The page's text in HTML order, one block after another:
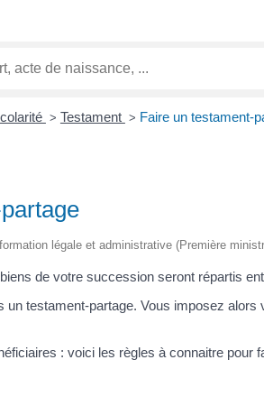
> Testament > Faire un testament-
légale et administrative (Première
de votre succession seront répartis
un testament-partage. Vous imposez
: voici les règles à connaitre pour